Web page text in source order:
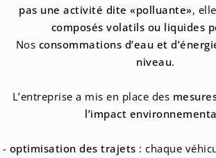
pas une activité dite «polluante»,
composés volatils ou liquides
Nos consommations d’eau et
niveau.
L’entreprise a mis en place des
l’impact
- optimisation des trajets : chaque